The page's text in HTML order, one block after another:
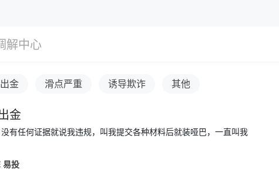
解中心
金 滑点严重 诱导欺诈 其他
金
有任何证据就说我违规，叫我提交各种材料后就装哑巴，一直叫我
易投